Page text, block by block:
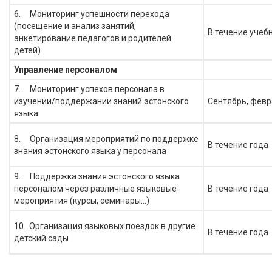
6. Мониторинг успешности перехода
(посещение и анализ занятий,
анкетирование педагогов и родителей
детей)
В течение
Управление персоналом
7. Мониторинг успехов персонала в
изучении/поддержании знаний эстонского
языка
Сентябрь,
8. Организация мероприятий по поддержке
знания эстонского языка у персонала
В течение года
9. Поддержка знания эстонского языка
персоналом через различные языковые
мероприятия (курсы, семинары…)
В течение года
10. Организация языковых поездок в другие
детский сады
В течение года